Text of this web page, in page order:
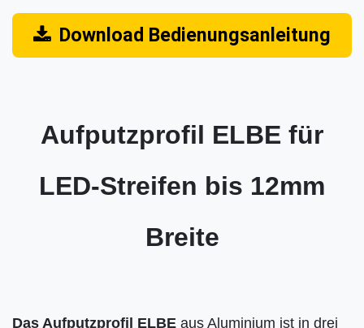
Download Bedienungsanleitung
Aufputzprofil ELBE für
LED-Streifen bis 12mm
Breite
Das Aufputzprofil ELBE aus Aluminium ist in drei